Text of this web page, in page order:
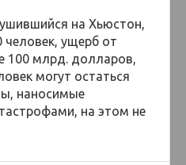
на Хьюстон,
человек, ущерб от
100 млрд. долларов,
могут остаться
наносимые
на этом не